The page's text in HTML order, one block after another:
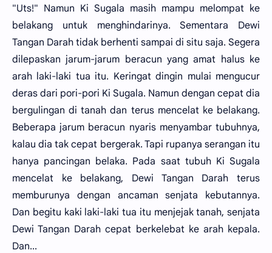
"Uts!" Namun Ki Sugala masih mampu melompat ke
belakang untuk menghindarinya. Sementara Dewi
Tangan Darah tidak berhenti sampai di situ saja. Segera
dilepaskan jarum-jarum beracun yang amat halus ke
arah laki-laki tua itu. Keringat dingin mulai mengucur
deras dari pori-pori Ki Sugala. Namun dengan cepat dia
bergulingan di tanah dan terus mencelat ke belakang.
Beberapa jarum beracun nyaris menyambar tubuhnya,
kalau dia tak cepat bergerak. Tapi rupanya serangan itu
hanya pancingan belaka. Pada saat tubuh Ki Sugala
mencelat ke belakang, Dewi Tangan Darah terus
memburunya dengan ancaman senjata kebutannya.
Dan begitu kaki laki-laki tua itu menjejak tanah, senjata
Dewi Tangan Darah cepat berkelebat ke arah kepala.
Dan...